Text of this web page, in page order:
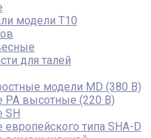
модели T10
для талей
модели MD (380 В)
PA высотные (220 В)
SH
типа SHA-D